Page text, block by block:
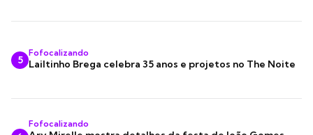
5
Fofocalizando
Lailtinho Brega celebra 35 anos e projetos no The Noite
Fofocalizando